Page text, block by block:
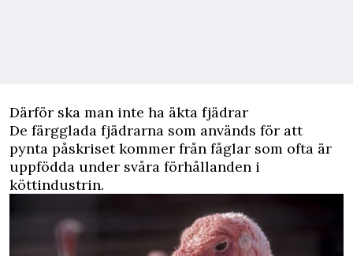
Därför ska man inte ha äkta fjädrar
De färgglada fjädrarna som används för att
pynta påskriset kommer från fåglar som ofta är
uppfödda under svåra förhållanden i
köttindustrin.